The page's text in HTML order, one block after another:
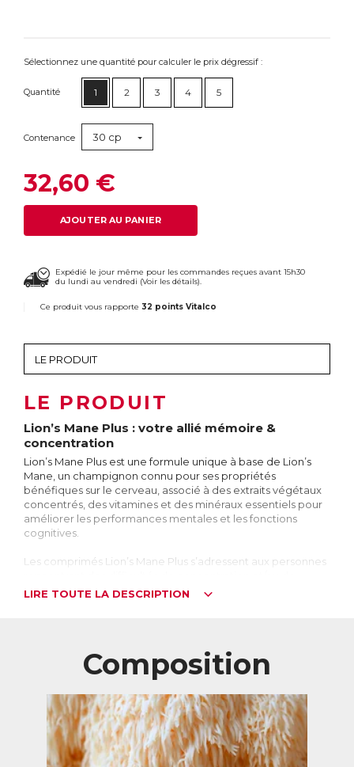
Sélectionnez une quantité pour calculer le prix dégressif :
Quantité 1 2 3 4 5
Contenance 30 cp
32,60 €
AJOUTER AU PANIER
Expédié le jour même pour les commandes reçues avant 15h30
du lundi au vendredi (Voir les détails).
Ce produit vous rapporte 32 points Vitalco
LE PRODUIT
Lion’s Mane Plus : votre allié mémoire &
concentration
Lion’s Mane Plus est une formule unique à base de Lion’s
Mane, un champignon connu pour ses propriétés
bénéfiques sur le cerveau, associé à des extraits végétaux
concentrés, des vitamines et des minéraux essentiels pour
améliorer les performances mentales et les fonctions
cognitives.
Les comprimés Lion’s Mane Plus s’adressent aux personnes
mémorisation, aux étudiants en période de révision et
Le Lion's Mane, également appelé hydne hérisson, héricium
ou crinière de lion, est un champignon comestible aux
propriétés exceptionnelles. Ses longs filaments blancs
touffus et soyeux lui donnent l’apparence d’une crinière de
lion, d’où son nom. Originaire d'Europe, d'Amérique du
Nord et d'Asie, il est utilisé depuis des siècles dans la
médecine traditionnelle chinoise pour stimuler les fonctions
LIRE TOUTE LA DESCRIPTION
Composition